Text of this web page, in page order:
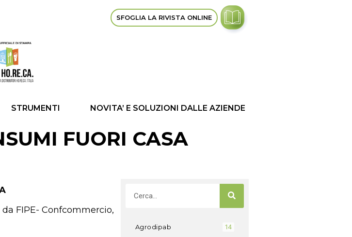
SFOGLIA LA RIVISTA ONLINE
STRUMENTI NOVITA’ E SOLUZIONI DALLE AZIENDE
FUORI CASA
FIPE- Confcommercio,
Agrodipab 14